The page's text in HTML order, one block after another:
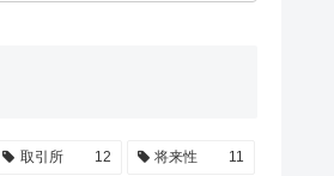
取引所 12 将来性 11